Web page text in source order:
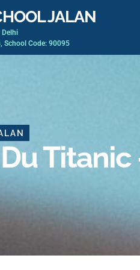
JALAN
Delhi
School Code: 90095
Titanic